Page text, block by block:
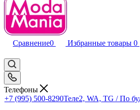
Сравнение0 Избранные товары 0
Телефоны
+7 (995) 500-8290Теле2, WA, TG / По